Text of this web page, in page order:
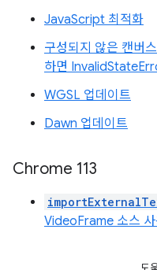
JavaScript 최적화
구성되지 않은 캔버
하면
WGSL 업데이트
Dawn 업데이트
Chrome 113
VideoFrame 소스 사